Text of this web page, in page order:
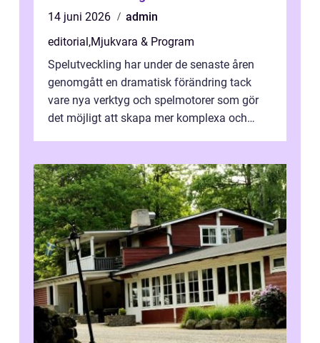
14 juni 2026
admin
editorial,Mjukvara & Program
Spelutveckling har under de senaste åren
genomgått en dramatisk förändring tack
vare nya verktyg och spelmotorer som gör
det möjligt att skapa mer komplexa och